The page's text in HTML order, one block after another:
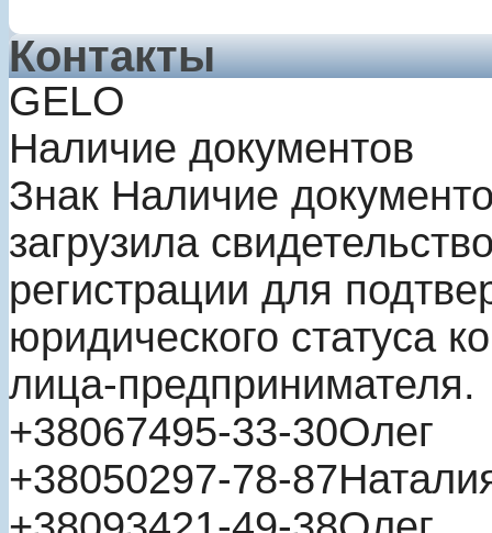
Контакты
GELO
Наличие документов
Знак Наличие
загрузила
регистрации для
юридического статуса
лица-предпринимателя.
+38067495-33-30Олег
+38050297-78-87